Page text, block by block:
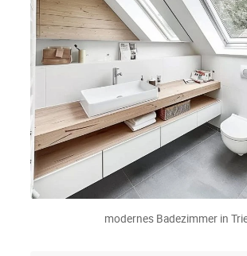
modernes Badezimmer in